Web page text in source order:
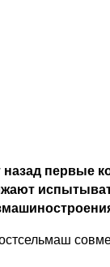
назад